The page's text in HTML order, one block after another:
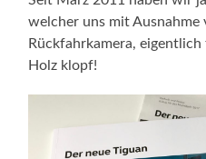
welcher uns mit
Rückfahrkamera,
Holz klopf!